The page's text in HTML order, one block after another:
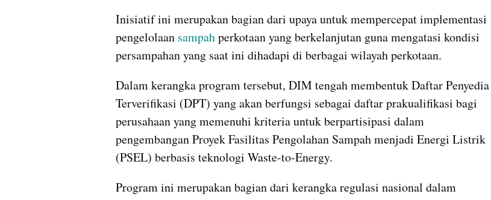
Inisiatif ini merupakan bagian dari upaya untuk mempercepat implementasi
pengelolaan sampah perkotaan yang berkelanjutan guna mengatasi kondisi
persampahan yang saat ini dihadapi di berbagai wilayah perkotaan.
Dalam kerangka program tersebut, DIM tengah membentuk Daftar Penyedia
Terverifikasi (DPT) yang akan berfungsi sebagai daftar prakualifikasi bagi
perusahaan yang memenuhi kriteria untuk berpartisipasi dalam
pengembangan Proyek Fasilitas Pengolahan Sampah menjadi Energi Listrik
(PSEL) berbasis teknologi Waste-to-Energy.
Program ini merupakan bagian dari kerangka regulasi nasional dalam